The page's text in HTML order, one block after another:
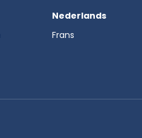
Nederlands
Frans